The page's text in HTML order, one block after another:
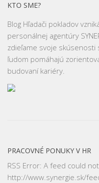
KTO SME?
Blog Hľadači pokladov
personálnej agentúry
zdieľame svoje skúsenosti
ľudom pomáhajú
budovaní kariéry.
PRACOVNÉ PONUKY V HR
RSS Error: A feed could
http://www.synergie.sk/